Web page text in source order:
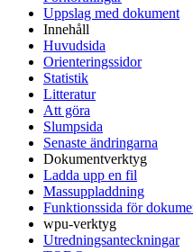
Uppslag med dokument
Innehåll
Huvudsida
Orienteringssidor
Statistik
Litteratur
Att göra
Slumpsida
Senaste ändringarna
Dokumentverktyg
Ladda upp en fil
Massuppladdning
Funktionssida för
wpu-verktyg
Utredningsanteckningar